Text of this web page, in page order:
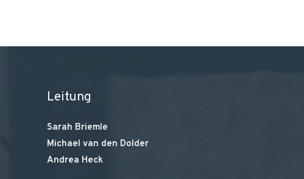
Leitung
Sarah Briemle
Michael van den Dolder
Andrea Heck